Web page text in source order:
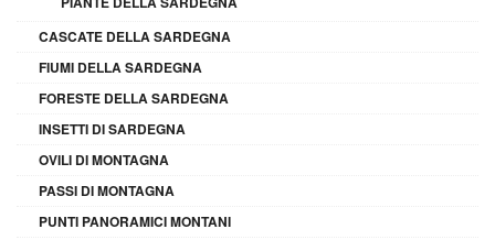
CASCATE DELLA SARDEGNA
FIUMI DELLA SARDEGNA
FORESTE DELLA SARDEGNA
INSETTI DI SARDEGNA
OVILI DI MONTAGNA
PASSI DI MONTAGNA
PUNTI PANORAMICI MONTANI